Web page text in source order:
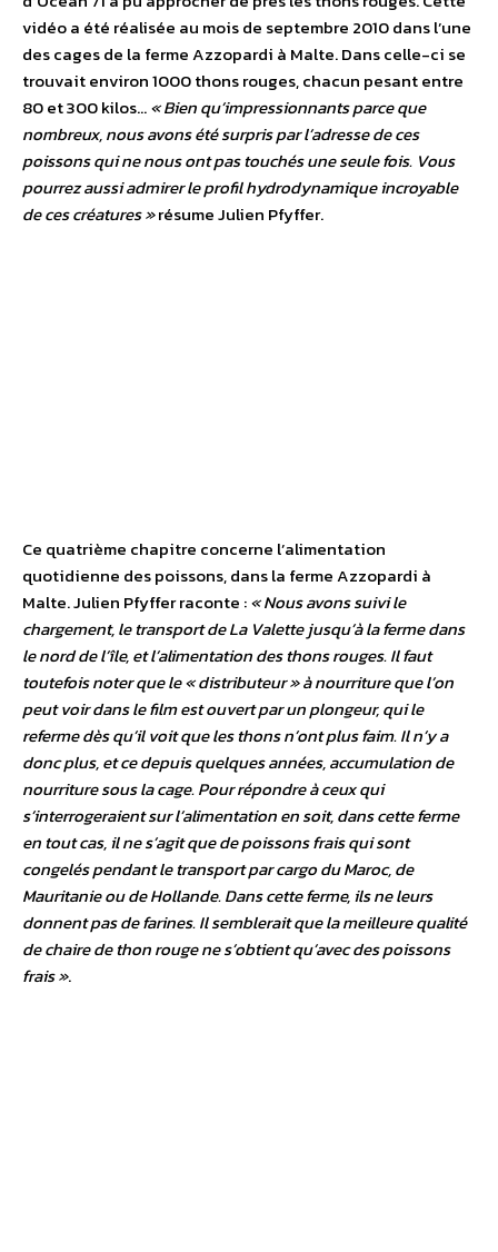
vidéo a été réalisée au mois de septembre 2010 dans l’une
des cages de la ferme Azzopardi à Malte. Dans celle-ci se
trouvait environ 1000 thons rouges, chacun pesant entre
80 et 300 kilos…« Bien qu’impressionnants parce que
nombreux, nous avons été surpris par l’adresse de ces
poissons qui ne nous ont pas touchés une seule fois. Vous
pourrez aussi admirer le profil hydrodynamique incroyable
de ces créatures »résume Julien Pfyffer.
Ce quatrième chapitre concerne l’alimentation
quotidienne des poissons, dans la ferme Azzopardi à
Malte. Julien Pfyffer raconte :« Nous avons suivi le
chargement, le transport de La Valette jusqu’à la ferme dans
le nord de l’île, et l’alimentation des thons rouges. Il faut
toutefois noter que le « distributeur » à nourriture que l’on
peut voir dans le film est ouvert par un plongeur, qui le
referme dès qu’il voit que les thons n’ont plus faim. Il n’y a
donc plus, et ce depuis quelques années, accumulation de
nourriture sous la cage. Pour répondre à ceux qui
s’interrogeraient sur l’alimentation en soit, dans cette ferme
en tout cas, il ne s’agit que de poissons frais qui sont
congelés pendant le transport par cargo du Maroc, de
Mauritanie ou de Hollande. Dans cette ferme, ils ne leurs
donnent pas de farines. Il semblerait que la meilleure qualité
de chaire de thon rouge ne s’obtient qu’avec des poissons
frais ».